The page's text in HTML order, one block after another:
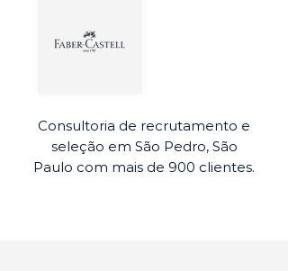
Consultoria de recrutamento e
seleção em São Pedro, São
Paulo com mais de 900 clientes.